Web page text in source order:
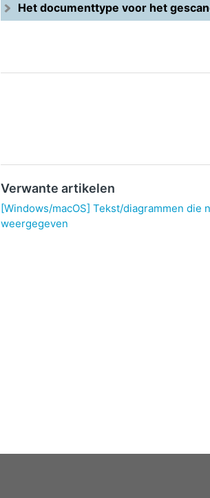
Het documenttype voor het
Verwante artikelen
[Windows/macOS] Tekst/diagrammen
weergegeven